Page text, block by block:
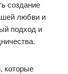
создание
любви и
подход и
которые